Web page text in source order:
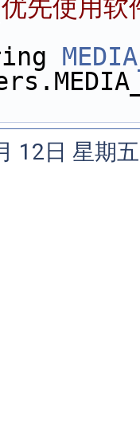
先使用软
12日 星期